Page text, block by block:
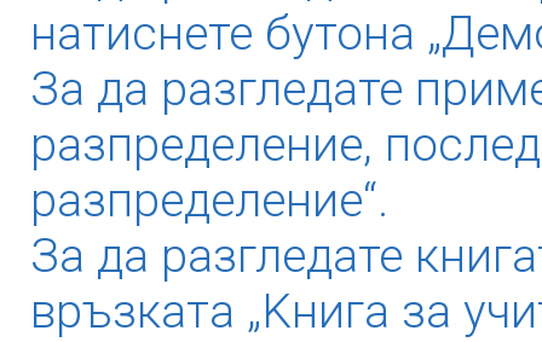
натиснете бутона
За да разгледате
разпределение,
разпределение“.
За да разгледате
връзката „Kнига за